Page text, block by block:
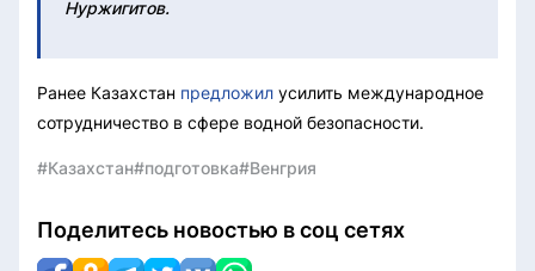
Нуржигитов.
Ранее Казахстан предложил усилить международное
сотрудничество в сфере водной безопасности.
#Казахстан#подготовка#Венгрия
Поделитесь новостью в соц сетях